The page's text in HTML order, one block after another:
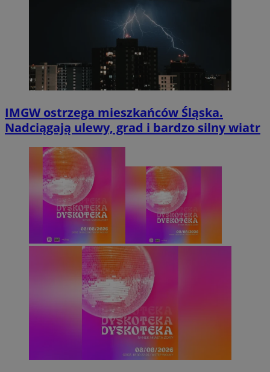
IMGW ostrzega mieszkańców Śląska.
Nadciągają ulewy, grad i bardzo silny wiatr